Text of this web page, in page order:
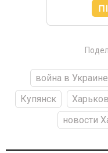
война в Украине
Купянск
новости